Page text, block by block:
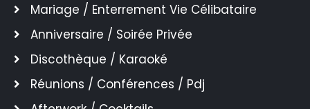
Mariage / Enterrement Vie Célibataire
Anniversaire / Soirée Privée
Discothèque / Karaoké
Réunions / Conférences / Pdj